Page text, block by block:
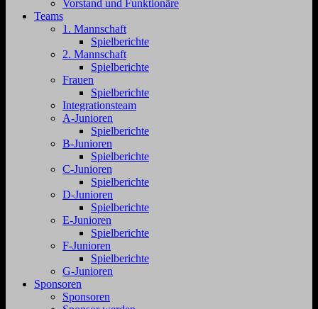
Vorstand und Funktionäre
Teams
1. Mannschaft
Spielberichte
2. Mannschaft
Spielberichte
Frauen
Spielberichte
Integrationsteam
A-Junioren
Spielberichte
B-Junioren
Spielberichte
C-Junioren
Spielberichte
D-Junioren
Spielberichte
E-Junioren
Spielberichte
F-Junioren
Spielberichte
G-Junioren
Sponsoren
Sponsoren